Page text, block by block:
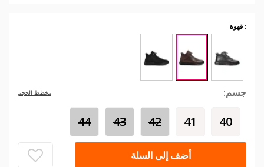
: قهوة
جسم: مخطط الحجم
40
41
42
43
44
أضف إلى السلة